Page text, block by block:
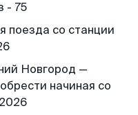
- 75
поезда со станции
Новгород —
начиная со